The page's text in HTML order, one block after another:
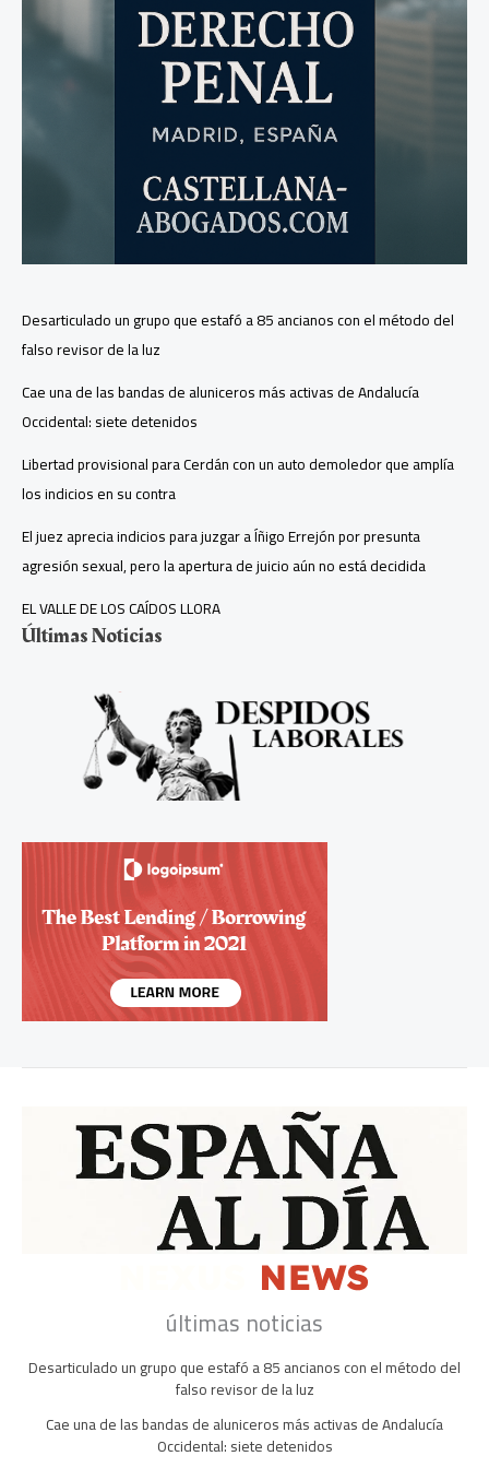
Desarticulado un grupo que estafó a 85 ancianos con el método del
falso revisor de la luz
Cae una de las bandas de aluniceros más activas de Andalucía
Occidental: siete detenidos
Libertad provisional para Cerdán con un auto demoledor que amplía
los indicios en su contra
El juez aprecia indicios para juzgar a Íñigo Errejón por presunta
agresión sexual, pero la apertura de juicio aún no está decidida
EL VALLE DE LOS CAÍDOS LLORA
Últimas Noticias
últimas noticias
Desarticulado un grupo que estafó a 85 ancianos con el método del
falso revisor de la luz
Cae una de las bandas de aluniceros más activas de Andalucía
Occidental: siete detenidos